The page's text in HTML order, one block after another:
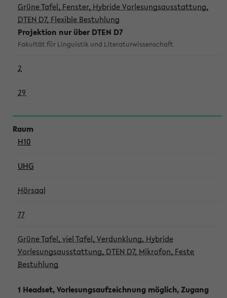
Grüne Tafel, Fenster, Hybride Vorlesungsausstattung,
DTEN D7, Flexible Bestuhlung
Projektion nur über DTEN D7
Fakultät für Linguistik und Literaturwissenschaft
2
29
H10
UHG
Hörsaal
77
Grüne Tafel, viel Tafel, Verdunklung, Hybride
Vorlesungsausstattung, DTEN D7, Mikrofon, Feste
Bestuhlung
1 Headset, Vorlesungsaufzeichnung möglich, Zugang